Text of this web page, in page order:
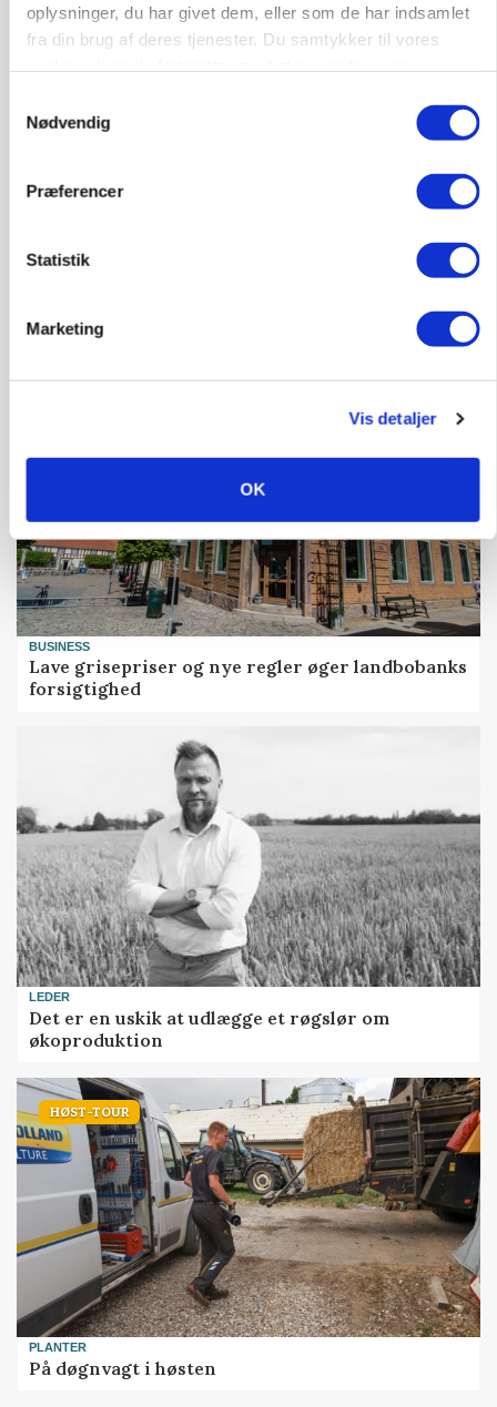
oplysninger, du har givet dem, eller som de har indsamlet
fra din brug af deres tjenester. Du samtykker til vores
Nødvendig
Præferencer
Statistik
Marketing
Vis detaljer
OK
Kalve
03. aug.
Leder til klimastald
BUSINESS
Lave grisepriser og nye regler øger landbobanks
forsigtighed
LEDER
Det er en uskik at udlægge et røgslør om
økoproduktion
HØST-TOUR
PLANTER
På døgnvagt i høsten